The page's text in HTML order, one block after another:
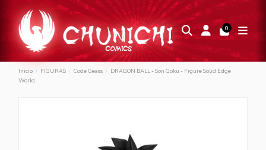
0
Inicio FIGURAS Code Geass
DRAGON BALL - Son Goku - Figure Solid Edge
Works